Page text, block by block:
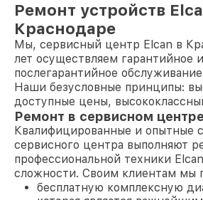
Ремонт устройств
Краснодаре
Мы, сервисный центр Elcan в
лет осуществляем гарантийное и
послегарантийное
Наши безусловные принципы:
доступные цены,
Ремонт в сервисном центре
Квалифицированные и опытные
сервисного центра выполняют
профессиональной техники
сложности. Своим клиентам мы
бесплатную комплексную